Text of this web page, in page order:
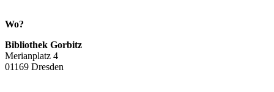
Wo?
Bibliothek Gorbitz
Merianplatz 4
01169 Dresden